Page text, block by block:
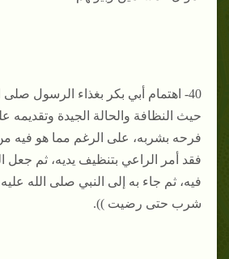
40- اهتمام أبي بكر بغذاء الرسول
حيث النظافة والحالة الجيدة
فرحه بشربه، على الرغم مما هو فيه
فقد أمر الراعي بتنظيف يديه، ثم جعل
فيه، ثم جاء به إلى النبي صلى الله
شرب حتى رضيت )).